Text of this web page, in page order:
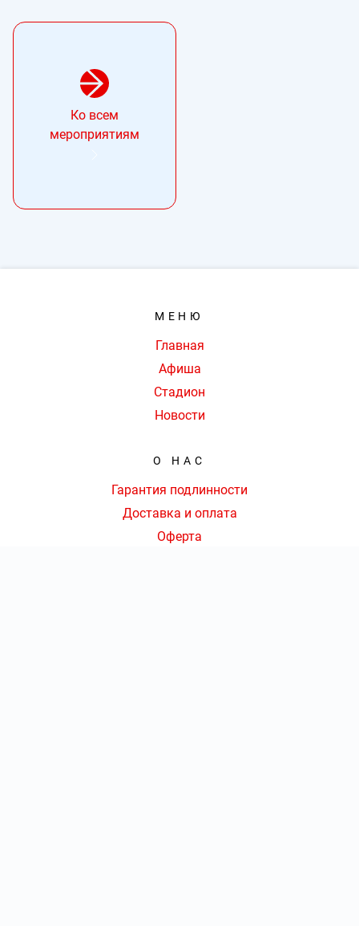
Ко всем
мероприятиям
МЕНЮ
Главная
Афиша
Стадион
Новости
О НАС
Гарантия подлинности
Доставка и оплата
Оферта